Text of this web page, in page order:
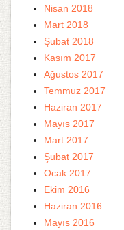
Nisan 2018
Mart 2018
Şubat 2018
Kasım 2017
Ağustos 2017
Temmuz 2017
Haziran 2017
Mayıs 2017
Mart 2017
Şubat 2017
Ocak 2017
Ekim 2016
Haziran 2016
Mayıs 2016